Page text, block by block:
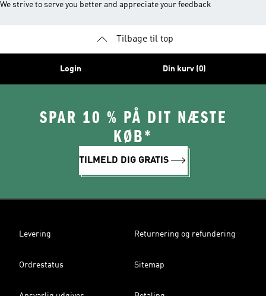
We strive to serve you better and appreciate your feedback
Tilbage til top
Login Din kurv (0)
SPAR 10 % PÅ DIT NÆSTE
KØB*
TILMELD DIG GRATIS
Levering Returnering og refundering
Ordrestatus Sitemap